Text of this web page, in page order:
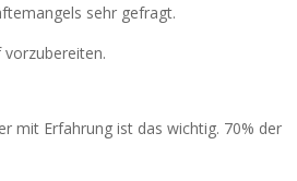
sehr gefragt.
mit Erfahrung ist das wichtig. 70% der